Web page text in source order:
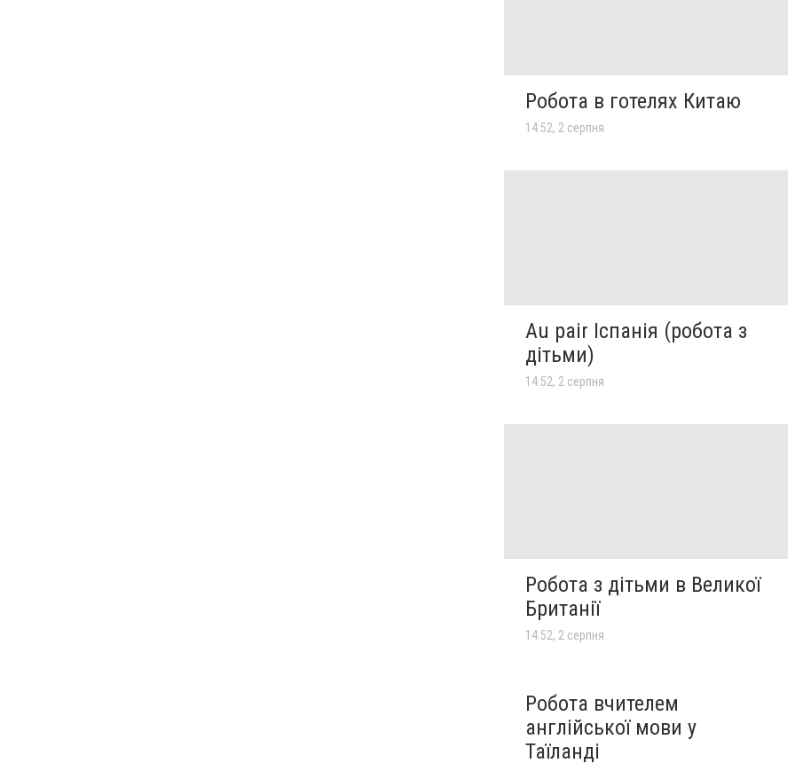
Робота в готелях Китаю
14:52, 2 серпня
Au pair Іспанія (робота з
дітьми)
14:52, 2 серпня
Робота з дітьми в Великої
Британії
14:52, 2 серпня
Робота вчителем
англійської мови у
Таїланді